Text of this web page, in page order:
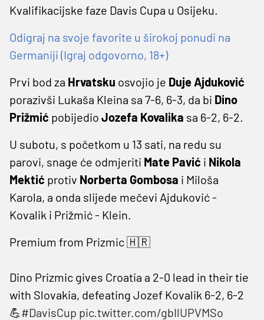
Kvalifikacijske faze Davis Cupa u Osijeku.
Odigraj na svoje favorite u širokoj ponudi na
Germaniji (Igraj odgovorno, 18+)
Prvi bod za Hrvatsku osvojio je Duje Ajduković
porazivši Lukaša Kleina sa 7-6, 6-3, da bi Dino
Prižmić pobijedio Jozefa Kovalika sa 6-2, 6-2.
U subotu, s početkom u 13 sati, na redu su
parovi, snage će odmjeriti Mate Pavić i Nikola
Mektić protiv Norberta Gombosa i Miloša
Karola, a onda slijede mečevi Ajduković -
Kovalik i Prižmić - Klein.
Premium from Prizmic 🇭🇷
Dino Prizmic gives Croatia a 2-0 lead in their tie
with Slovakia, defeating Jozef Kovalik 6-2, 6-2
💪#DavisCup pic.twitter.com/gbIlUPVMSo